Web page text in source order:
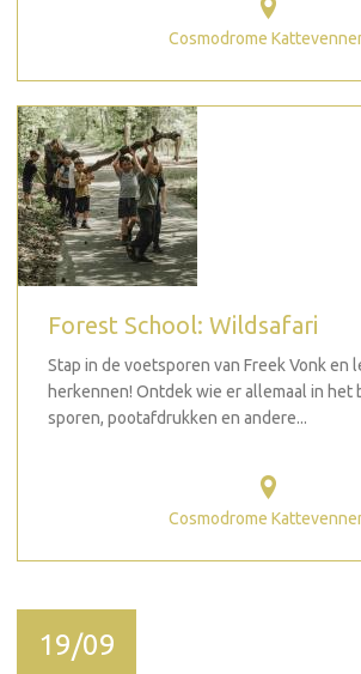
Cosmodrome
Forest School: Wildsafari
Stap in de voetsporen van Freek Vonk en
herkennen! Ontdek wie er allemaal in het
sporen, pootafdrukken en andere...
Cosmodrome
19/09